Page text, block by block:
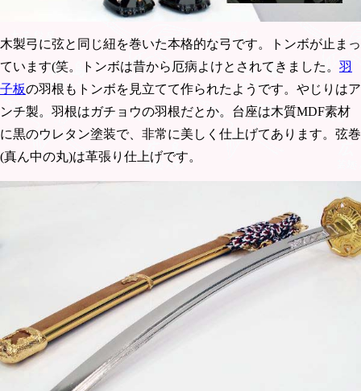
木製弓に弦と同じ紐を巻いた本格的な弓です。トンボが止まっ
ています(笑。トンボは昔から厄病よけとされてきました。 羽
子板の羽根もトンボを見立てて作られたようです。やじりはア
ンチ製。羽根はガチョウの羽根だとか。台座は木質MDF素材
に黒のウレタン塗装で、非常に美しく仕上げてあります。弦巻
(真ん中の丸)は革張り仕上げです。